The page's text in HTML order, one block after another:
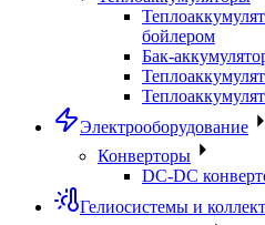
бойлером
Бак-
Электрооборудование
Конверторы
DC-DC
Гелиосистемы и